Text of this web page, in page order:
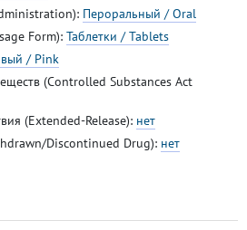
Пероральный / Oral
Form): Таблетки / Tablets
/ Pink
(Controlled Substances Act
(Extended-Release): нет
Discontinued Drug): нет